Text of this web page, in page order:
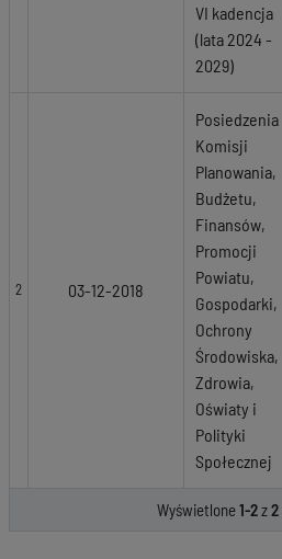
VI kadencja
(lata 2024 -
2029)
2 03-12-2018
Posiedzenia
Komisji
Planowania,
Budżetu,
Finansów,
Promocji
Powiatu,
Gospodarki,
Ochrony
Środowiska,
Zdrowia,
Oświaty i
Polityki
Społecznej
Wyświetlone1-2z2